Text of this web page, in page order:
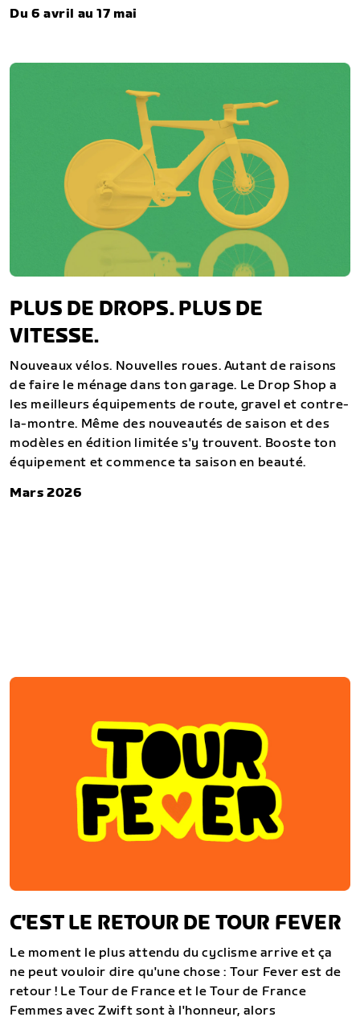
Du 6 avril au 17 mai
PLUS DE DROPS. PLUS DE
VITESSE.
Nouveaux vélos. Nouvelles roues. Autant de raisons
de faire le ménage dans ton garage. Le Drop Shop a
les meilleurs équipements de route, gravel et contre-
la-montre. Même des nouveautés de saison et des
modèles en édition limitée s'y trouvent. Booste ton
équipement et commence ta saison en beauté.
Mars 2026
C'EST LE RETOUR DE TOUR FEVER
Le moment le plus attendu du cyclisme arrive et ça
ne peut vouloir dire qu'une chose : Tour Fever est de
retour ! Le Tour de France et le Tour de France
Femmes avec Zwift sont à l'honneur, alors